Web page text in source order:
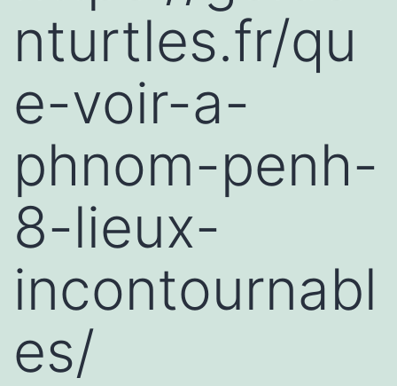
nturtles.fr/qu
e-voir-a-
phnom-penh-
8-lieux-
incontournabl
es/